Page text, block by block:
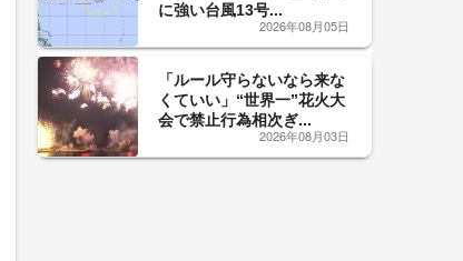
に強い台風13号...
2026年08月05日
「ルール守らないなら来な
くていい」“世界一”花火大
会で禁止行為相次ぎ...
2026年08月03日